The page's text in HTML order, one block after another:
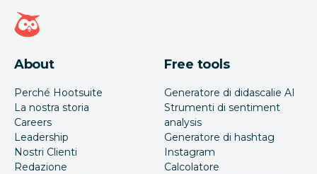
Home page di Hootsuite
About
Perché Hootsuite
La nostra storia
Careers
Leadership
Nostri Clienti
Redazione
Free tools
Generatore di didascalie AI
Strumenti di sentiment
analysis
Generatore di hashtag
Instagram
Calcolatore